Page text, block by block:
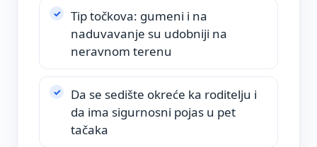
Tip točkova: gumeni i na
naduvavanje su udobniji na
neravnom terenu
Da se sedište okreće ka roditelju i
da ima sigurnosni pojas u pet
tačaka